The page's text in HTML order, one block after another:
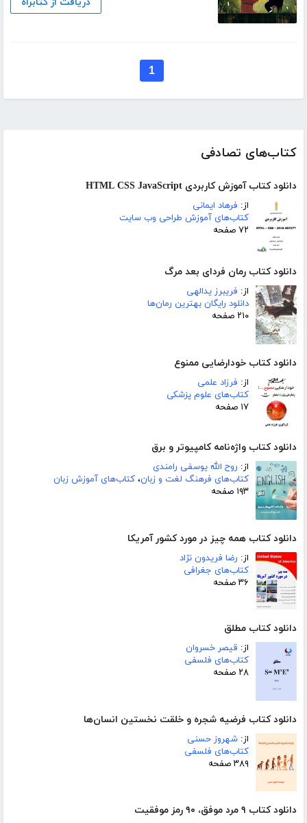
کتاب‌های تصادفی
دانلود کتاب آموزش کاربردی HTML CSS JavaScript
از: فرهاد ایمانی
کتاب‌های آموزش طراحی وب سایت
۷۲ صفحه
دانلود کتاب رمان فردای بعد مرگ
از: فریبرز یدالهی
دانلود رایگان بهترین رمان‌ها
۲۱۰ صفحه
دانلود کتاب خودارضایی ممنوع
از: فرزاد علمی
کتاب‌های علوم پزشکی
۱۷ صفحه
دانلود کتاب واژه‌نامه کامپیوتر و برق
از: روح الله یوسفی رامندی
کتاب‌های فرهنگ لغت و زبان، کتاب‌های آموزش زبان
۱۹۳ صفحه
دانلود کتاب همه چیز در مورد کشور آمریکا
از: رضا فریدون نژاد
کتاب‌های جغرافی
۳۶ صفحه
دانلود کتاب مطلق
از: قیصر خسروان
کتاب‌های فلسفی
۲۸ صفحه
دانلود کتاب فرضیه شجره و خلقت نخستین انسان‌ها
از: شهروز حسنی
کتاب‌های فلسفی
۳۸۹ صفحه
دانلود کتاب ۹ مرد موفق، ۹۰ رمز موفقیت
1